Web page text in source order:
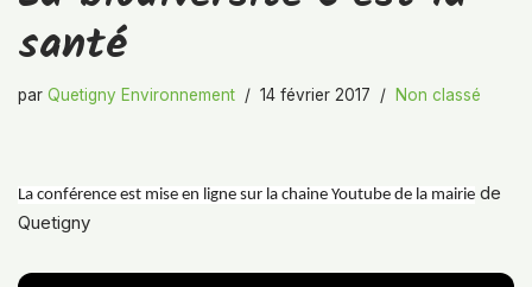
santé
par Quetigny Environnement 14 février 2017 Non classé
La conférence est mise en ligne sur la chaine Youtube de la mairie de
Quetigny